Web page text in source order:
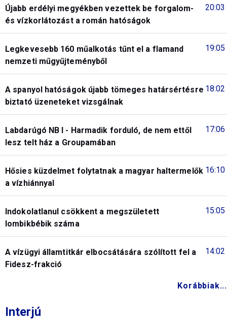
20:03
Újabb erdélyi megyékben vezettek be forgalom-
és vízkorlátozást a román hatóságok
19:05
Legkevesebb 160 műalkotás tűnt el a flamand
nemzeti műgyűjteményből
18:02
A spanyol hatóságok újabb tömeges határsértésre
biztató üzeneteket vizsgálnak
17:06
Labdarúgó NB I - Harmadik forduló, de nem ettől
lesz telt ház a Groupamában
16:10
Hősies küzdelmet folytatnak a magyar haltermelők
a vízhiánnyal
15:05
Indokolatlanul csökkent a megszületett
lombikbébik száma
14:02
A vízügyi államtitkár elbocsátására szólított fel a
Fidesz-frakció
Korábbiak...
Interjú